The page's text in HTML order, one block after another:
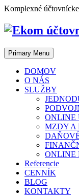
Skip
content
Komplexné
Primary Menu
DOMOV
O NÁS
SLUŽBY
ONLINE
MZDY A
ONLINE
Referencie
CENNÍK
BLOG
KONTAKTY